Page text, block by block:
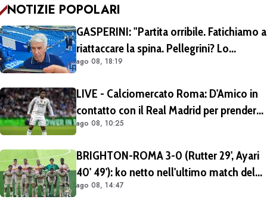
NOTIZIE POPOLARI
GASPERINI: "Partita orribile. Fatichiamo a
riattaccare la spina. Pellegrini? Lo
rivedremo in campo tra un mese.
ago 08, 18:19
LIVE - Calciomercato Roma: D'Amico in
contatto con il Real Madrid per prendere
Endrick in prestito con diritto di riscatto.
ago 08, 10:25
BRIGHTON-ROMA 3-0 (Rutter 29', Ayari
40' 49'): ko netto nell'ultimo match del
tour britannico (FOTO e VIDEO)
ago 08, 14:47